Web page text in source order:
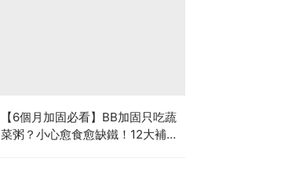
【6個月加固必看】BB加固只吃蔬
菜粥？小心愈食愈缺鐵！12大補鐵